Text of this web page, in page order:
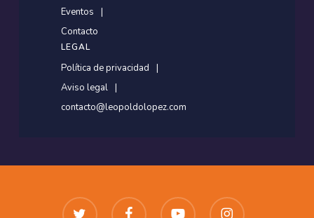
Eventos
Contacto
LEGAL
Política de privacidad
Aviso legal
contacto@leopoldolopez.com
twitter facebook youtube instagram